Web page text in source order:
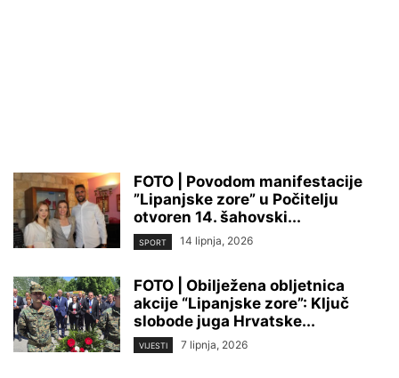
FOTO | Povodom manifestacije
”Lipanjske zore” u Počitelju
otvoren 14. šahovski...
SPORT 14 lipnja, 2026
FOTO | Obilježena obljetnica
akcije “Lipanjske zore”: Ključ
slobode juga Hrvatske...
VIJESTI 7 lipnja, 2026